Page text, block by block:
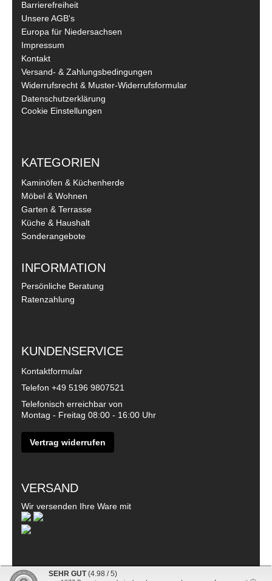
Barrierefreiheit
Unsere AGB's
Europa für Niedersachsen
Impressum
Kontakt
Versand- & Zahlungsbedingungen
Widerrufsrecht & Muster-Widerrufsformular
Datenschutzerklärung
Cookie Einstellungen
KATEGORIEN
Kaminöfen & Küchenherde
Möbel & Wohnen
Garten & Terrasse
Küche & Haushalt
Sonderangebote
INFORMATION
Persönliche Beratung
Ratenzahlung
KUNDENSERVICE
Kontaktformular
Telefon +49 5196 9807521
Telefonisch erreichbar von
Montag - Freitag 08:00 - 16:00 Uhr
Vertrag widerrufen
VERSAND
Wir versenden Ihre Ware mit
SEHR GUT (4.98 / 5)